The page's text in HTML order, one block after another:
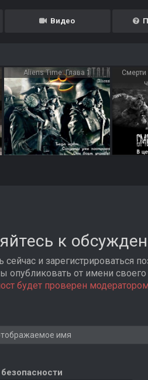
Видео
Aliens Time: Глава 1
Смерти
к
и зарегистрироваться
опубликовать от имени своего
будет проверен